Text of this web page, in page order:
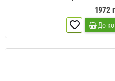
1972
До